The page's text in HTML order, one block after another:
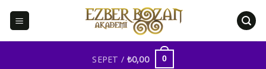
SEPET / ₺0,00 0